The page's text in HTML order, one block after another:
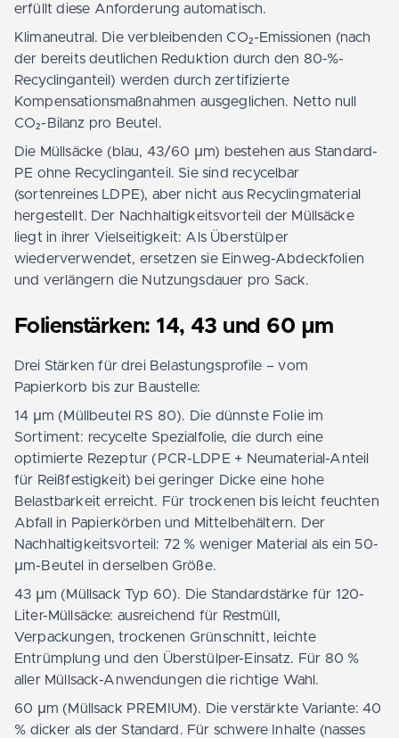
erfüllt diese Anforderung automatisch.
Klimaneutral. Die verbleibenden CO₂-Emissionen (nach
der bereits deutlichen Reduktion durch den 80-%-
Recyclinganteil) werden durch zertifizierte
Kompensationsmaßnahmen ausgeglichen. Netto null
CO₂-Bilanz pro Beutel.
Die Müllsäcke (blau, 43/60 µm) bestehen aus Standard-
PE ohne Recyclinganteil. Sie sind recycelbar
(sortenreines LDPE), aber nicht aus Recyclingmaterial
hergestellt. Der Nachhaltigkeitsvorteil der Müllsäcke
liegt in ihrer Vielseitigkeit: Als Überstülper
wiederverwendet, ersetzen sie Einweg-Abdeckfolien
und verlängern die Nutzungsdauer pro Sack.
Folienstärken: 14, 43 und 60 µm
Drei Stärken für drei Belastungsprofile – vom
Papierkorb bis zur Baustelle:
14 µm (Müllbeutel RS 80). Die dünnste Folie im
Sortiment: recycelte Spezialfolie, die durch eine
optimierte Rezeptur (PCR-LDPE + Neumaterial-Anteil
für Reißfestigkeit) bei geringer Dicke eine hohe
Belastbarkeit erreicht. Für trockenen bis leicht feuchten
Abfall in Papierkörben und Mittelbehältern. Der
Nachhaltigkeitsvorteil: 72 % weniger Material als ein 50-
µm-Beutel in derselben Größe.
43 µm (Müllsack Typ 60). Die Standardstärke für 120-
Liter-Müllsäcke: ausreichend für Restmüll,
Verpackungen, trockenen Grünschnitt, leichte
Entrümplung und den Überstülper-Einsatz. Für 80 %
aller Müllsack-Anwendungen die richtige Wahl.
60 µm (Müllsack PREMIUM). Die verstärkte Variante: 40
% dicker als der Standard. Für schwere Inhalte (nasses